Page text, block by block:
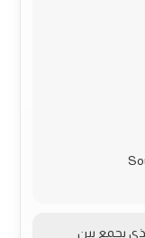
يجمع بين